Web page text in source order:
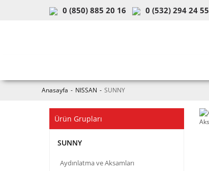
0 (850) 885 20 16 0 (532) 294 24 55
Anasayfa NISSAN SUNNY
Ürün Grupları
SUNNY
Aydınlatma ve Aksamları